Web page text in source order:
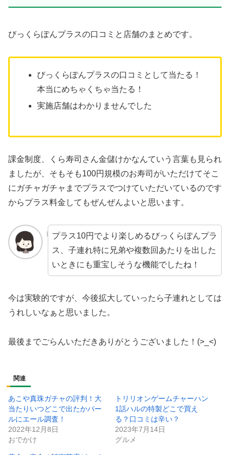
びっくらぽんプラスの口コミと店舗のまとめです。
びっくらぽんプラスの口コミとして当たる！
本当にめちゃくちゃ当たる！
実施店舗はわかりませんでした
課金制度、くら寿司さん金儲けかなんていう言葉も見られ
ましたが、そもそも100円規模のお寿司がいただけてそこ
にガチャガチャまでプラスでつけていただいているのです
からプラス料金してもぜんぜんよいと思います。
プラス10円でより楽しめるびっくらぽんプラ
ス、子連れ特に兄弟や複数回あたりを出した
いときにも重宝しそうな機能でしたね！
今は実験的ですが、今後拡大していったら子連れとしては
うれしいなぁと思いました。
最後までごらんいただきありがとうございました！(>_<)
関連
あこや真珠ガチャの評判！大
当たりいつどこで出たかパー
ルにエール調査！
2022年12月8日
おでかけ
トリリオンゲームチャーハン
1話ハルの特製どこで買え
る？口コミは辛い？
2023年7月14日
グルメ